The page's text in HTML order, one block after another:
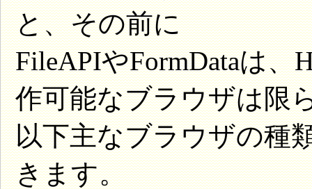
と、その前に
FileAPIやFormDataは
作可能なブラウザは限
以下主なブラウザの種
きます。